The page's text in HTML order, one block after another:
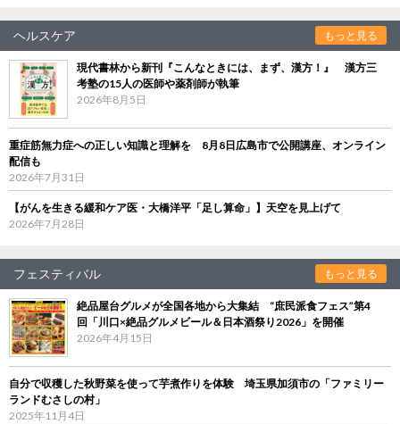
ヘルスケア もっと見る
現代書林から新刊『こんなときには、まず、漢方！』 漢方三
考塾の15人の医師や薬剤師が執筆
2026年8月5日
重症筋無力症への正しい知識と理解を 8月8日広島市で公開講座、オンライン
配信も
2026年7月31日
【がんを生きる緩和ケア医・大橋洋平「足し算命」】天空を見上げて
2026年7月28日
フェスティバル もっと見る
絶品屋台グルメが全国各地から大集結 “庶民派食フェス”第4
回「川口×絶品グルメビール＆日本酒祭り2026」を開催
2026年4月15日
自分で収穫した秋野菜を使って芋煮作りを体験 埼玉県加須市の「ファミリー
ランドむさしの村」
2025年11月4日